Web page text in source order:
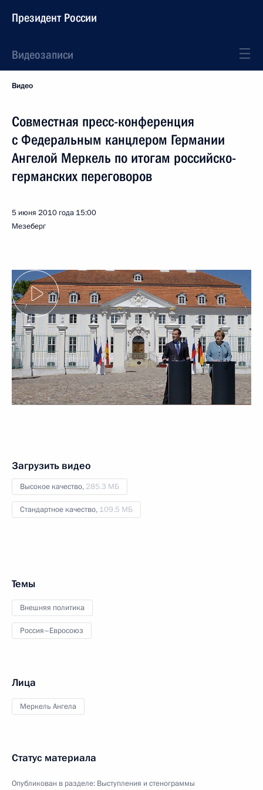
Президент России
Видеозаписи
Видео
Совместная пресс-конференция
с Федеральным канцлером Германии
Ангелой Меркель по итогам российско-
германских переговоров
5 июня 2010 года 15:00
Мезеберг
Загрузить видео
Высокое качество, 285.3 МБ
Стандартное качество, 109.5 МБ
Темы
Внешняя политика
Россия–Евросоюз
Лица
Меркель Ангела
Статус материала
Опубликован в разделе: Выступления и стенограммы